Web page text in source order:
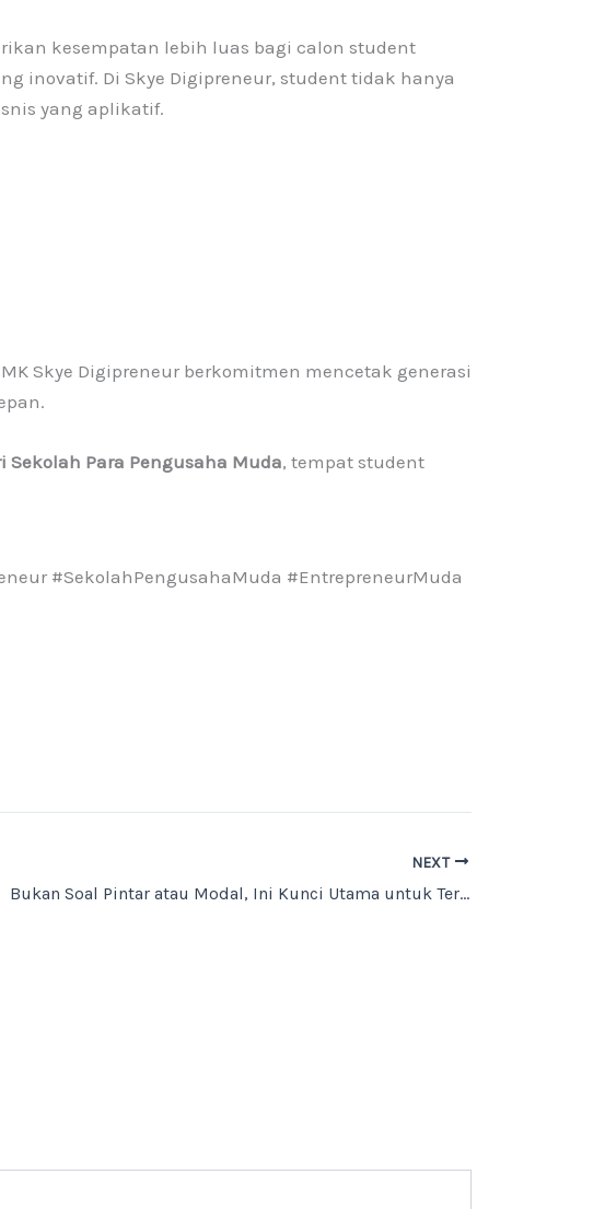
kesempatan lebih luas bagi calon student
inovatif. Di Skye Digipreneur, student tidak hanya
yang aplikatif.
Skye Digipreneur berkomitmen mencetak generasi
Para Pengusaha Muda, tempat student
#SekolahPengusahaMuda #EntrepreneurMuda
NEXT
Bukan Soal Pintar atau Modal, Ini Kunci Utama untuk Terus Bertumbuh